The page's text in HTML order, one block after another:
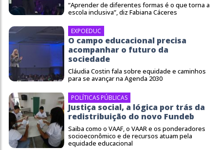
“Aprender de diferentes formas é o que torna a
escola inclusiva”, diz Fabiana Cáceres
EXPOEDUC
O campo educacional precisa
acompanhar o futuro da
sociedade
Cláudia Costin fala sobre equidade e caminhos
para se avançar na Agenda 2030
POLÍTICAS PÚBLICAS
Justiça social, a lógica por trás da
redistribuição do novo Fundeb
Saiba como o VAAF, o VAAR e os ponderadores
socioeconômico e de recursos atuam pela
equidade educacional